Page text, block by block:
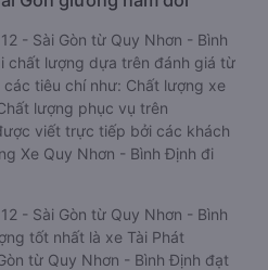
- Sài Gòn từ Quy Nhơn - Bình
chất lượng dựa trên đánh giá từ
tiêu chí như: Chất lượng xe
lượng phục vụ trên
viết trực tiếp bởi các khách
Xe Quy Nhơn - Bình Định đi
- Sài Gòn từ Quy Nhơn - Bình
tốt nhất là xe Tài Phát
từ Quy Nhơn - Bình Định đạt